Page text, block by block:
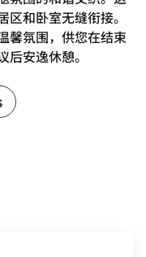
和卧室无缝衔接。
馨氛围，供您在结束
安逸休憩。